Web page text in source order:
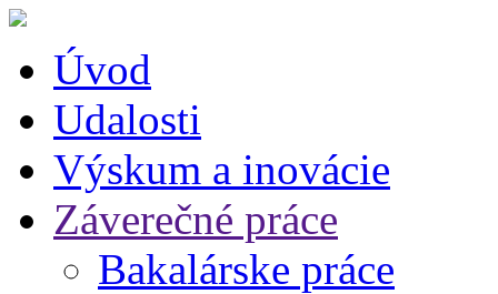
Úvod
Udalosti
Výskum a inovácie
Záverečné práce
Bakalárske práce